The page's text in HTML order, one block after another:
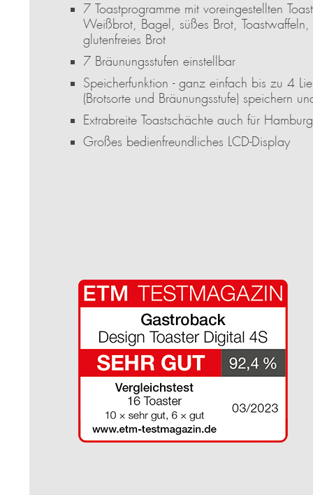
7 Toastprogramme mit voreingestellten
Weißbrot, Bagel, süßes Brot,
glutenfreies Brot
7 Bräunungsstufen einstellbar
Speicherfunktion - ganz einfach bis zu 4
(Brotsorte und Bräunungsstufe) speichern
Extrabreite Toastschächte auch für
Großes bedienfreundliches LCD-Display